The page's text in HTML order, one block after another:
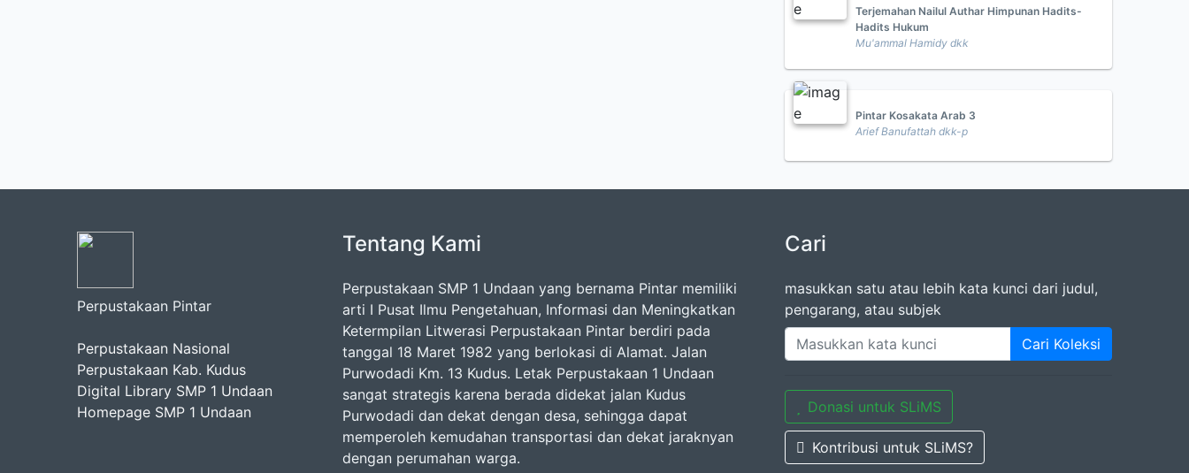
Terjemahan Nailul Authar Himpunan Hadits-
Hadits Hukum
Mu'ammal Hamidy dkk
Pintar Kosakata Arab 3
Arief Banufattah dkk-p
Perpustakaan Pintar
Perpustakaan Nasional
Perpustakaan Kab. Kudus
Digital Library SMP 1 Undaan
Homepage SMP 1 Undaan
Tentang Kami
Perpustakaan SMP 1 Undaan yang bernama Pintar memiliki
arti I Pusat Ilmu Pengetahuan, Informasi dan Meningkatkan
Ketermpilan Litwerasi Perpustakaan Pintar berdiri pada
tanggal 18 Maret 1982 yang berlokasi di Alamat. Jalan
Purwodadi Km. 13 Kudus. Letak Perpustakaan 1 Undaan
sangat strategis karena berada didekat jalan Kudus
Purwodadi dan dekat dengan desa, sehingga dapat
memperoleh kemudahan transportasi dan dekat jaraknyan
dengan perumahan warga.
Cari
masukkan satu atau lebih kata kunci dari judul,
pengarang, atau subjek
Cari Koleksi
Donasi untuk SLiMS
Kontribusi untuk SLiMS?